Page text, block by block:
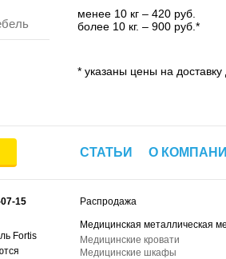
менее 10 кг – 420 руб.
более 10 кг. – 900 руб.*
* указаны цены на доставку
СТАТЬИ О
15
Fortis
Распродажа
Медицинская металлическая
Медицинские кровати
Медицинские шкафы